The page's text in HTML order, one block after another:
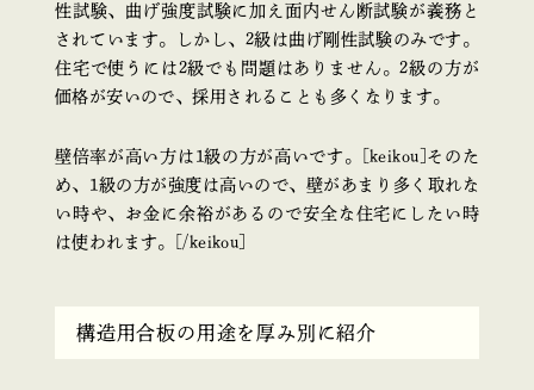
性試験、曲げ強度試験に加え面内せん断試験が義務と
されています。しかし、2級は曲げ剛性試験のみです。
住宅で使うには2級でも問題はありません。2級の方が
価格が安いので、採用されることも多くなります。
壁倍率が高い方は1級の方が高いです。[keikou]そのた
め、1級の方が強度は高いので、壁があまり多く取れな
い時や、お金に余裕があるので安全な住宅にしたい時
は使われます。[/keikou]
構造用合板の用途を厚み別に紹介